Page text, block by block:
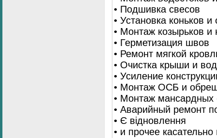
• Подшивка свесов
• Установка коньков и
• Монтаж козырьков и
• Герметизация швов
• Ремонт мягкой
• Очистка крыши и
• Усиление
• Монтаж ОСБ и
• Монтаж мансардных
• Аварийный ремонт
• Є відновлення
• и прочее